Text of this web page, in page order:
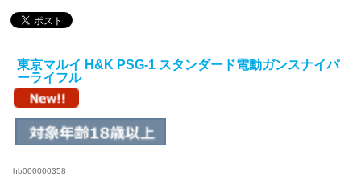
東京マルイ H&K PSG-1 スタンダード電動ガンスナイパ
ーライフル
hb000000358